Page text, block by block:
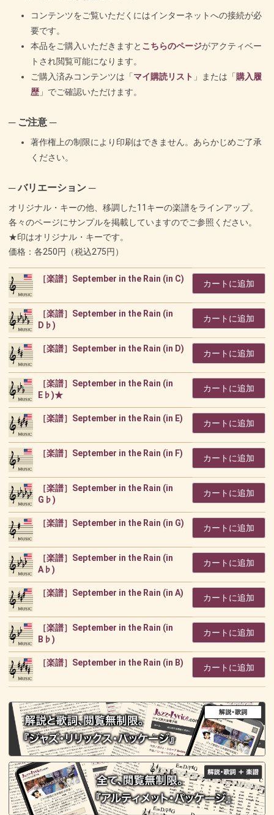
コンテンツをご覧いただくにはインターネットへの接続が必
要です。
本品をご購入いただきますと こちらのページがアクティベー
トされ閲覧可能になります。
ご購入済みコンテンツは「マイ購読リスト 」または「購入履
歴 」でご確認いただけます。
─ ご注意 ─
著作権上の制限により印刷はできません。あらかじめご了承
ください。
─ バリエーション ─
オリジナル・キーの他、移調した11キーの楽譜をラインアップ。
各々のページにサンプルを掲載していますのでご参照ください。
★印はオリジナル・キーです。
価格：各250円（税込275円）
［楽譜］September in the Rain (in C) カートに追加
［楽譜］September in the Rain (in
D♭)
カートに追加
［楽譜］September in the Rain (in D) カートに追加
［楽譜］September in the Rain (in
E♭)★
カートに追加
［楽譜］September in the Rain (in E) カートに追加
［楽譜］September in the Rain (in F) カートに追加
［楽譜］September in the Rain (in
G♭)
カートに追加
［楽譜］September in the Rain (in G) カートに追加
［楽譜］September in the Rain (in
A♭)
カートに追加
［楽譜］September in the Rain (in A) カートに追加
［楽譜］September in the Rain (in
B♭)
カートに追加
［楽譜］September in the Rain (in B) カートに追加